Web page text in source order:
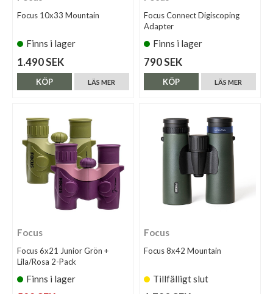
Focus 10x33 Mountain
Finns i lager
1.490 SEK
LÄS MER
KÖP
Focus Connect Digiscoping
Adapter
Finns i lager
790 SEK
LÄS MER
KÖP
Focus
Focus 6x21 Junior Grön +
Lila/Rosa 2-Pack
Finns i lager
Focus
Focus 8x42 Mountain
Tillfälligt slut